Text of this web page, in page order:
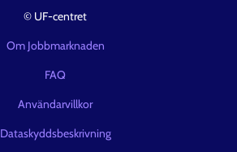
© UF-centret
Om Jobbmarknaden
FAQ
Användarvillkor
Dataskyddsbeskrivning